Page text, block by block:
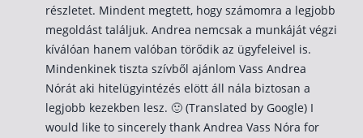
részletet. Mindent megtett, hogy számomra a legjobb
megoldást találjuk. Andrea nemcsak a munkáját végzi
kíválóan hanem valóban törődik az ügyfeleivel is.
Mindenkinek tiszta szívből ajánlom Vass Andrea
Nórát aki hitelügyintézés elött áll nála biztosan a
legjobb kezekben lesz. 🙂 (Translated by Google) I
would like to sincerely thank Andrea Vass Nóra for